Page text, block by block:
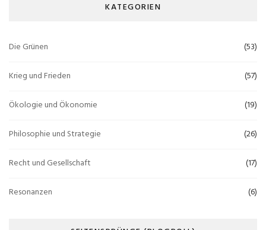
KATEGORIEN
Die Grünen (53)
Krieg und Frieden (57)
Ökologie und Ökonomie (19)
Philosophie und Strategie (26)
Recht und Gesellschaft (17)
Resonanzen (6)